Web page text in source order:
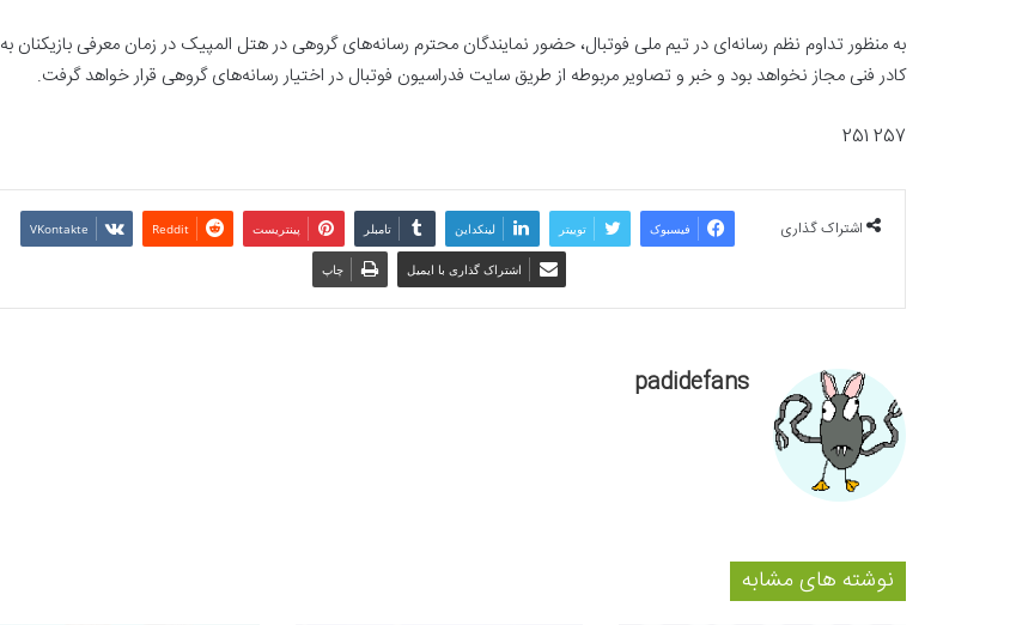
به منظور تداوم نظم رسانه‌ای در تیم ملی فوتبال، حضور نمایندگان محترم رسانه‌های گروهی در هتل المپیک در زمان معرفی بازیکنان به
کادر فنی مجاز نخواهد بود و خبر و تصاویر مربوطه از طریق سایت فدراسیون فوتبال در اختیار رسانه‌های گروهی قرار خواهد گرفت.
257 251
اشتراک گذاری فیسبوک توییتر لینکداین تامبلر پینتریست Reddit
VKontakte
اشتراک گذاری با ایمیل چاپ
padidefans
نوشته های مشابه